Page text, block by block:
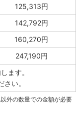
125,313円
142,792円
160,270円
247,190円
ます。
さい。
外の数量での金額が必要